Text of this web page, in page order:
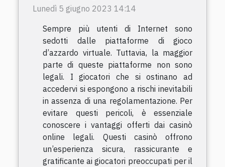
Lunedì 5 giugno 2023 14:14
Sempre più utenti di Internet sono
sedotti dalle piattaforme di gioco
d’azzardo virtuale. Tuttavia, la maggior
parte di queste piattaforme non sono
legali. I giocatori che si ostinano ad
accedervi si espongono a rischi inevitabili
in assenza di una regolamentazione. Per
evitare questi pericoli, è essenziale
conoscere i vantaggi offerti dai casinò
online legali. Questi casinò offrono
un’esperienza sicura, rassicurante e
gratificante ai giocatori preoccupati per il